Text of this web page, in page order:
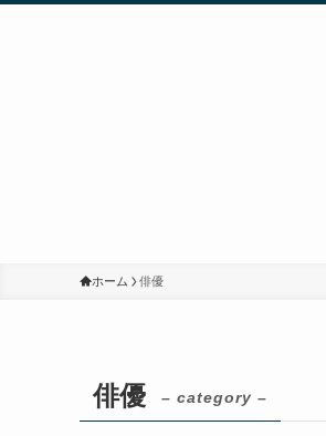
ホーム 俳優
俳優 – category –